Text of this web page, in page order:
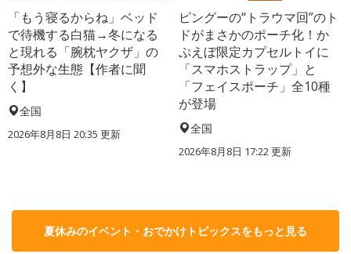
「もう寝るからね」ベッド
で待機する白猫→冬になる
と現れる「腕枕ヤクザ」の
予想外な生態【作者に聞
く】
全国
2026年8月8日 20:35 更新
ピングーの“トラウマ回”のト
ドがまさかのポーチ化！か
ぷえぼ限定カプセルトイに
「スマホストラップ」と
「フェイスポーチ」全10種
が登場
全国
2026年8月8日 17:22更新
夏休みのイベント・おでかけトピックスをもっと見る